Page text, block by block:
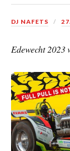
DJ NAFETS
Edewecht 2023